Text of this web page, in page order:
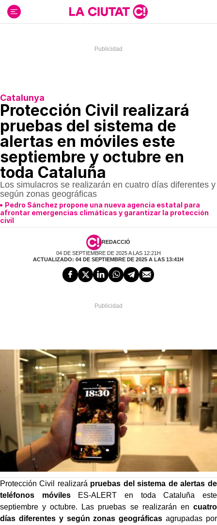
contenido
Catalunya
Protección Civil realizará
pruebas del sistema de
alertas en móviles este
septiembre y octubre en
toda Cataluña
Los simulacros se realizarán en cuatro días diferentes y
según zonas geográficas
Pedro Sánchez propone una nueva agencia estatal para
afrontar emergencias climáticas y garantizar la protección
civil
REDACCIÓ
04 DE SEPTIEMBRE DE 2025 A LAS 12:21H
ACTUALIZADO: 04 DE SEPTIEMBRE DE 2025 A LAS 13:41H
Protección Civil realizará pruebas del sistema de alertas de
teléfonos móvilesES-ALERT en toda Cataluña este
septiembre y octubre. Las pruebas se realizarán en cuatro
días diferentes y según zonas geográficas agrupadas por